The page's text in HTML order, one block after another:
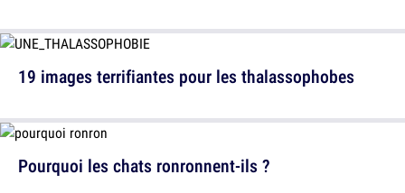
Pourquoi les chats ronronnent-ils ?
19 images terrifiantes pour les thalassophobes